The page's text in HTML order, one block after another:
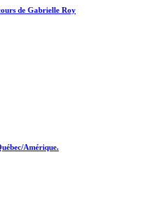
de Gabrielle Roy
Amérique.